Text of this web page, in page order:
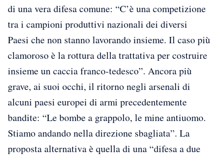
di una vera difesa comune: “C’è una competizione
tra i campioni produttivi nazionali dei diversi
Paesi che non stanno lavorando insieme. Il caso più
clamoroso è la rottura della trattativa per costruire
insieme un caccia franco-tedesco”. Ancora più
grave, ai suoi occhi, il ritorno negli arsenali di
alcuni paesi europei di armi precedentemente
bandite: “Le bombe a grappolo, le mine antiuomo.
Stiamo andando nella direzione sbagliata”. La
proposta alternativa è quella di una “difesa a due